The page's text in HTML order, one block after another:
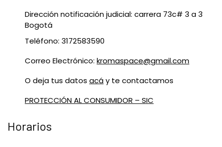
Dirección notificación judicial: carrera 73c# 3 a 3
Bogotá
Teléfono: 3172583590
Correo Electrónico: kromaspace@gmail.com
O deja tus datos acáy te contactamos
PROTECCIÓN AL CONSUMIDOR – SIC
Horarios